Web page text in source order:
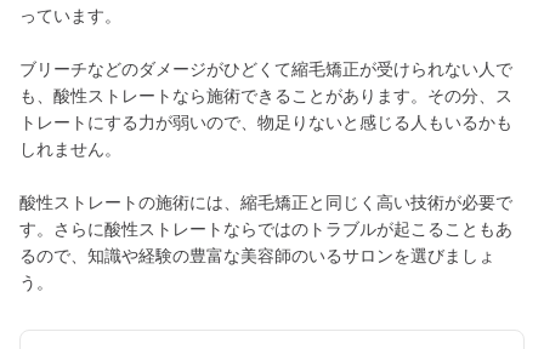
っています。
ブリーチなどのダメージがひどくて縮毛矯正が受けられない人で
も、酸性ストレートなら施術できることがあります。その分、ス
トレートにする力が弱いので、物足りないと感じる人もいるかも
しれません。
酸性ストレートの施術には、縮毛矯正と同じく高い技術が必要で
す。さらに酸性ストレートならではのトラブルが起こることもあ
るので、知識や経験の豊富な美容師のいるサロンを選びましょ
う。